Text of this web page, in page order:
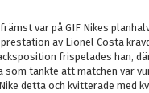
var på GIF Nikes
av Lionel Costa
frispelades han,
som tänkte att matchen var
detta och kvitterade med